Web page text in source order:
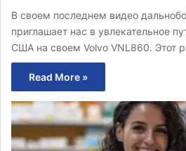
В своем последнем видео
приглашает нас в увлекательное
США на своем Volvo VNL860. Этот
Read More »